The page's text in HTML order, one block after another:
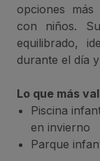
opciones más
con niños.
equilibrado,
durante el día
Lo que más
Piscina
en invierno
Parque